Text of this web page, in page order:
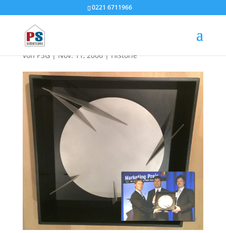
0221 6711966
Marketingpreis 2006
vonPSG|Nov. 11, 2006|Historie